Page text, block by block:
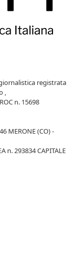
registrata
,
n. 15698
MERONE (CO) -
n. 293834 CAPITALE